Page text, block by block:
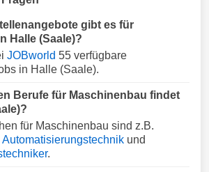
gibt es für
Halle (Saale)?
JOBworld 55 verfügbare
in Halle (Saale).
Berufe für Maschinenbau findet
für Maschinenbau sind z.B.
Automatisierungstechnik und
.